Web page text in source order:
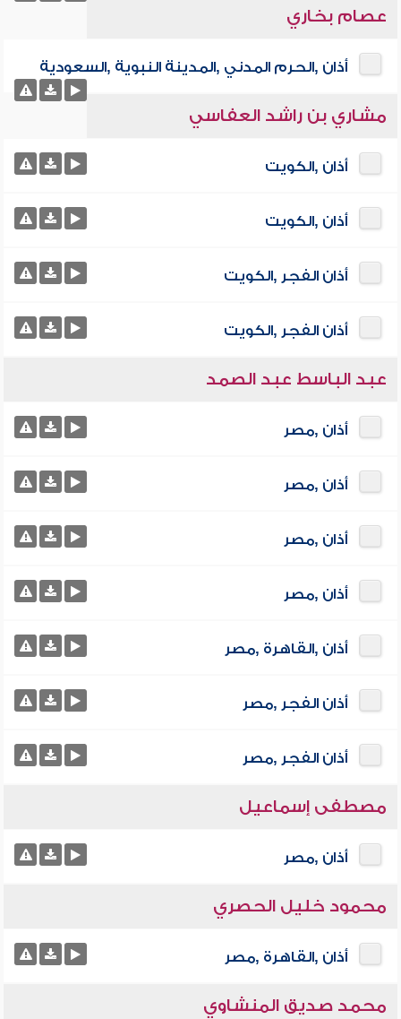
عصام بخاري
أذان ,الحرم المدني ,المدينة النبوية ,السعودية
مشاري بن راشد العفاسي
أذان ,الكويت
أذان ,الكويت
أذان الفجر ,الكويت
أذان الفجر ,الكويت
عبد الباسط عبد الصمد
أذان ,مصر
أذان ,مصر
أذان ,مصر
أذان ,مصر
أذان ,القاهرة ,مصر
أذان الفجر ,مصر
أذان الفجر ,مصر
مصطفى إسماعيل
أذان ,مصر
محمود خليل الحصري
أذان ,القاهرة ,مصر
محمد صديق المنشاوي